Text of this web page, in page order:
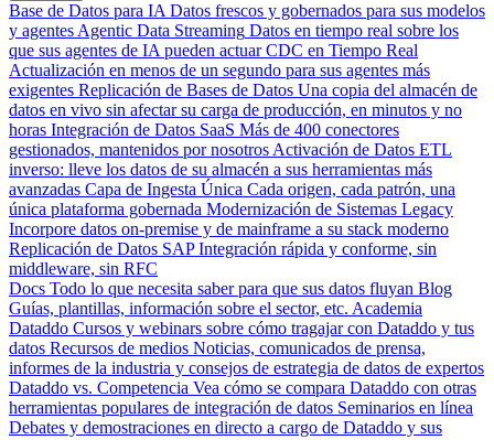
Base de Datos para IA Datos frescos y gobernados para sus modelos
y agentes Agentic Data Streaming Datos en tiempo real sobre los
que sus agentes de IA pueden actuar CDC en Tiempo Real
Actualización en menos de un segundo para sus agentes más
exigentes Replicación de Bases de Datos Una copia del almacén de
datos en vivo sin afectar su carga de producción, en minutos y no
horas Integración de Datos SaaS Más de 400 conectores
gestionados, mantenidos por nosotros Activación de Datos ETL
inverso: lleve los datos de su almacén a sus herramientas más
avanzadas Capa de Ingesta Única Cada origen, cada patrón, una
única plataforma gobernada Modernización de Sistemas Legacy
Incorpore datos on-premise y de mainframe a su stack moderno
Replicación de Datos SAP Integración rápida y conforme, sin
middleware, sin RFC
Docs Todo lo que necesita saber para que sus datos fluyan Blog
Guías, plantillas, información sobre el sector, etc. Academia
Dataddo Cursos y webinars sobre cómo tragajar con Dataddo y tus
datos Recursos de medios Noticias, comunicados de prensa,
informes de la industria y consejos de estrategia de datos de expertos
Dataddo vs. Competencia Vea cómo se compara Dataddo con otras
herramientas populares de integración de datos Seminarios en línea
Debates y demostraciones en directo a cargo de Dataddo y sus